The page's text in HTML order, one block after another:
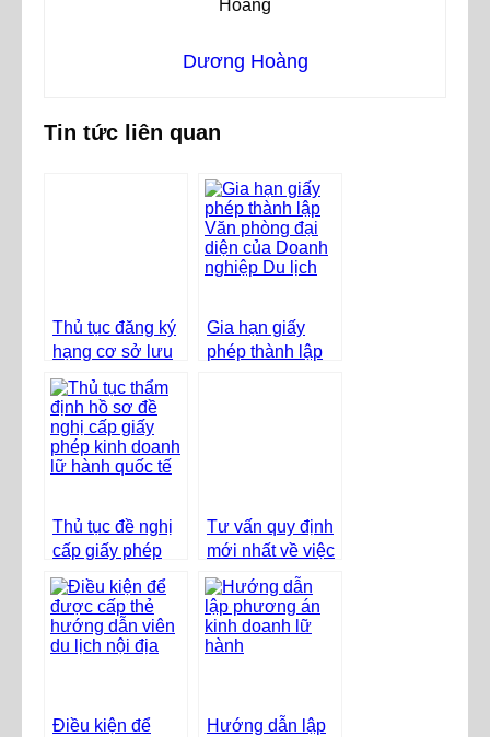
Dương Hoàng
Tin tức liên quan
Thủ tục đăng ký
hạng cơ sở lưu
trú du lịch
Gia hạn giấy
phép thành lập
Thủ tục đề nghị
cấp giấy phép
kinh doanh lữ
hành quốc tế
Tư vấn quy định
mới nhất về việc
cấp Giấy chứng
nhận đủ điều
kiện hoạt động
thể dục thể hình
Điều kiện để
Hướng dẫn lập